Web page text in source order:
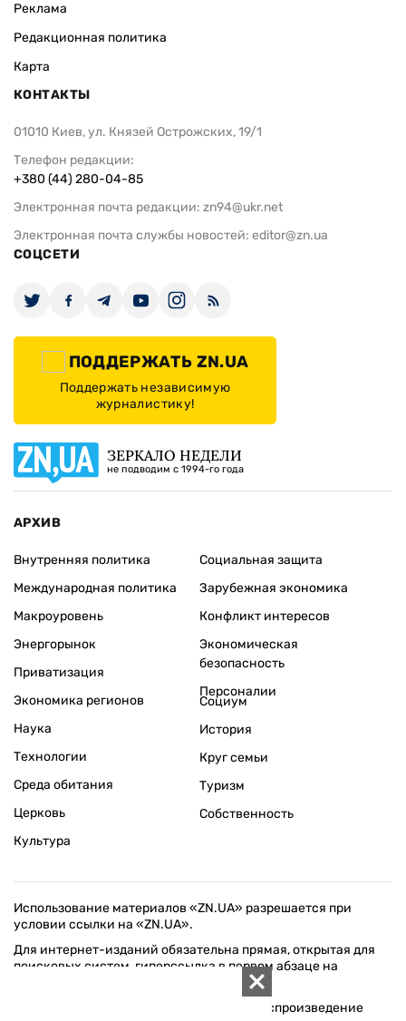
Реклама
Редакционная политика
Карта
КОНТАКТЫ
01010 Киев, ул. Князей Острожских, 19/1
Телефон редакции:
+380 (44) 280-04-85
Электронная почта редакции: zn94@ukr.net
Электронная почта службы новостей: editor@zn.ua
СОЦСЕТИ
ПОДДЕРЖАТЬ ZN.UA
Поддержать независимую
журналистику!
ЗЕРКАЛО НЕДЕЛИ
не подводим с 1994-го года
АРХИВ
Внутренняя политика
Международная политика
Макроуровень
Энергорынок
Приватизация
Экономика регионов
Социальная защита
Зарубежная экономика
Конфликт интересов
Экономическая
безопасность
Персоналии
Наука
Технологии
Среда обитания
Церковь
Культура
Социум
История
Круг семьи
Туризм
Собственность
Использование материалов «ZN.UA» разрешается при
условии ссылки на «ZN.UA».
Для интернет-изданий обязательна прямая, открытая для
поисковых систем, гиперссылка в первом абзаце на
Любое копирование, перепечатка или воспроизведение